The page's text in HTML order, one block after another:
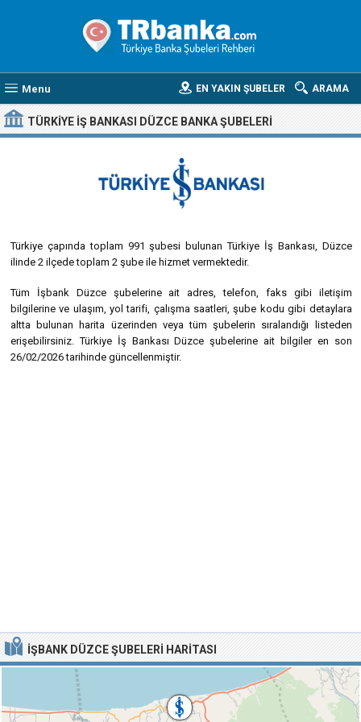
Menu ARAMA
EN YAKIN ŞUBELER
TÜRKIYE İŞ BANKASI DÜZCE BANKA ŞUBELERI
Türkiye çapında toplam 991 şubesi bulunan Türkiye İş Bankası, Düzce
ilinde 2 ilçede toplam 2 şube ile hizmet vermektedir.
Tüm İşbank Düzce şubelerine ait adres, telefon, faks gibi iletişim
bilgilerine ve ulaşım, yol tarifi, çalışma saatleri, şube kodu gibi detaylara
altta bulunan harita üzerinden veya tüm şubelerin sıralandığı listeden
erişebilirsiniz. Türkiye İş Bankası Düzce şubelerine ait bilgiler en son
26/02/2026 tarihinde güncellenmiştir.
İŞBANK DÜZCE ŞUBELERI HARITASI